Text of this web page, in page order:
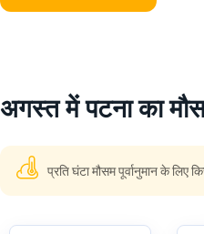
अगस्त में पटना का
प्रति घंटा मौसम पूर्वानुमान के लिए